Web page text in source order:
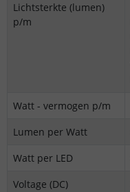
Lichtsterkte (lumen)
p/m
Watt - vermogen p/m
Lumen per Watt
Watt per LED
Voltage (DC)